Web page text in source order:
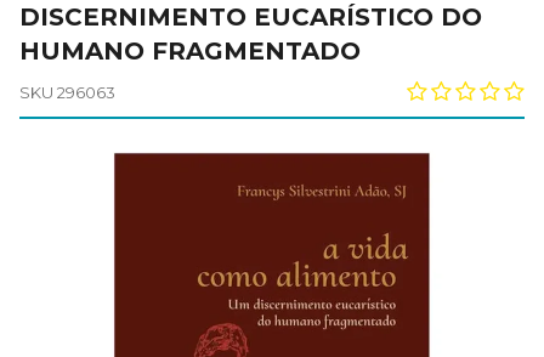
DISCERNIMENTO EUCARÍSTICO DO
HUMANO FRAGMENTADO
SKU 296063